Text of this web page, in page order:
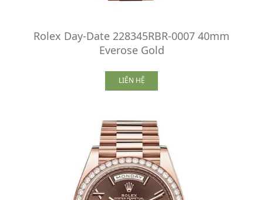
Rolex Day-Date 228345RBR-0007 40mm
Everose Gold
LIÊN HỆ